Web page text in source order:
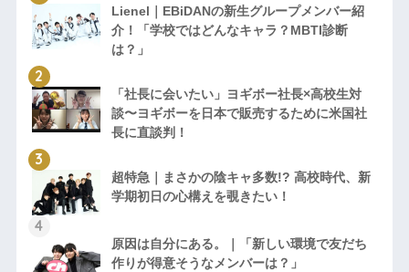
Lienel｜EBiDANの新生グループメンバー紹
介！「学校ではどんなキャラ？MBTI診断
は？」
「社長に会いたい」ヨギボー社長×高校生対
談〜ヨギボーを日本で販売するために米国社
長に直談判！
超特急｜まさかの陰キャ多数!? 高校時代、新
学期初日の心構えを覗きたい！
原因は自分にある。｜「新しい環境で友だち
作りが得意そうなメンバーは？」